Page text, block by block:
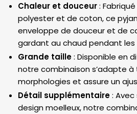
Chaleur et douceur:
polyester et de coton, ce
enveloppe de douceur et de
gardant au chaud pendant les
Grande taille: Disponible en
notre combinaison s’adapte
morphologies et assure un
Détail supplémentaire:
design moelleux, notre